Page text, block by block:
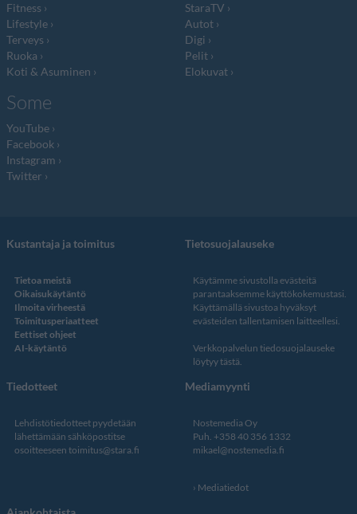
Fitness
Lifestyle
Terveys
Ruoka
Koti & Asuminen
StaraTV
Autot
Digi
Pelit
Elokuvat
Some
YouTube
Facebook
Instagram
Twitter
Kustantaja ja toimitus
Tietoa meistä
Oikaisukäytäntö
Ilmoita virheestä
Toimitusperiaatteet
Eettiset ohjeet
AI-käytäntö
Tietosuojalauseke
Käytämme sivustolla evästeitä
parantaaksemme käyttökokemustasi.
Käyttämällä sivustoa hyväksyt
evästeiden tallentamisen laitteellesi.
Verkkopalvelun tiedosuojalauseke
löytyy tästä.
Tiedotteet
Lehdistötiedotteet pyydetään
lähettämään sähköpostitse
osoitteeseen toimitus@stara.fi
Mediamyynti
Nostemedia Oy
Puh. +358 40 356 1332
mikael@nostemedia.fi
Mediatiedot